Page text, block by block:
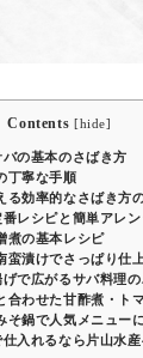
Contents [hide]
の基本のさばき方
丁寧な手順
る効率的なさばき方
番レシピと簡単アレ
煮の基本レシピ
蛮漬けでさっぱり仕
で広がるサバ料理
合わせた甘酢煮・ト
そ鍋で人気メニューに
入れるなら片山水産